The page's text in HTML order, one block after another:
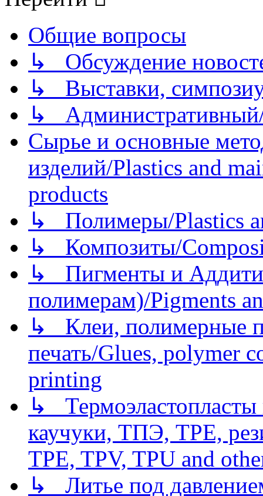
Общие вопросы
↳ Обсуждение
↳ Выставки,
↳
Сырье и основные
изделий/Plastics and
products
↳ Полимеры/Plastics
↳ Композиты/
↳ Пигменты и
полимерам)/Pigments
↳ Клеи, полимерные
печать/Glues, polymer
printing
↳
каучуки, ТПЭ, TPE,
TPE, TPV, TPU and
↳ Литье под